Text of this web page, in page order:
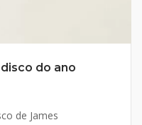
do ano
de James